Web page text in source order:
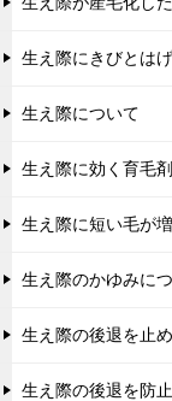
生え際にきびとは
生え際について
生え際に効く育毛
生え際に短い毛が
生え際のかゆみに
生え際の後退を止
生え際の後退を防